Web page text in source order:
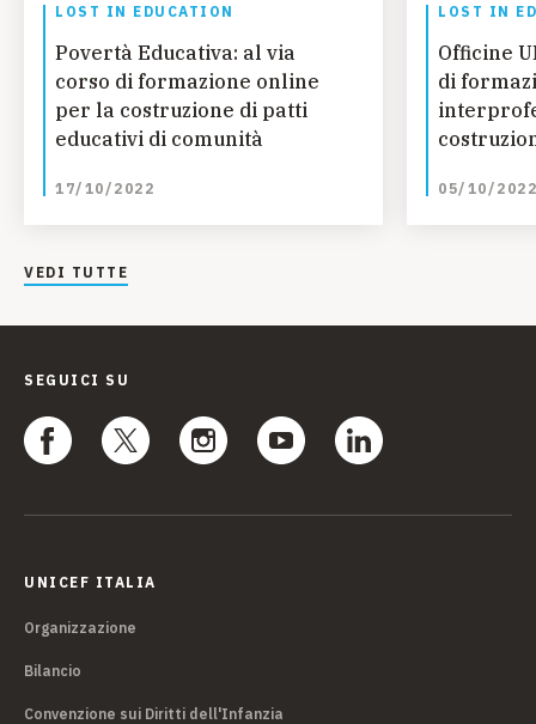
LOST IN EDUCATION
Povertà Educativa: al via
corso di formazione online
per la costruzione di patti
educativi di comunità
17/10/2022
LOST IN
Officine
di
05/10/2022
VEDI TUTTE
SEGUICI SU
UNICEF ITALIA
Organizzazione
Bilancio
Convenzione sui Diritti dell'Infanzia